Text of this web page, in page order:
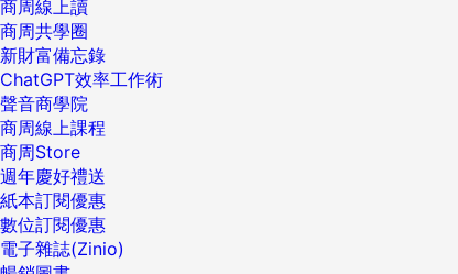
商周線上讀
商周共學圈
新財富備忘錄
ChatGPT效率工作術
聲音商學院
商周線上課程
商周Store
週年慶好禮送
紙本訂閱優惠
數位訂閱優惠
電子雜誌(Zinio)